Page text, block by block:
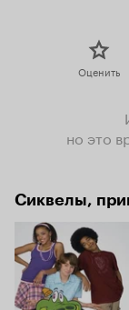
Оценить
но это
Сиквелы,